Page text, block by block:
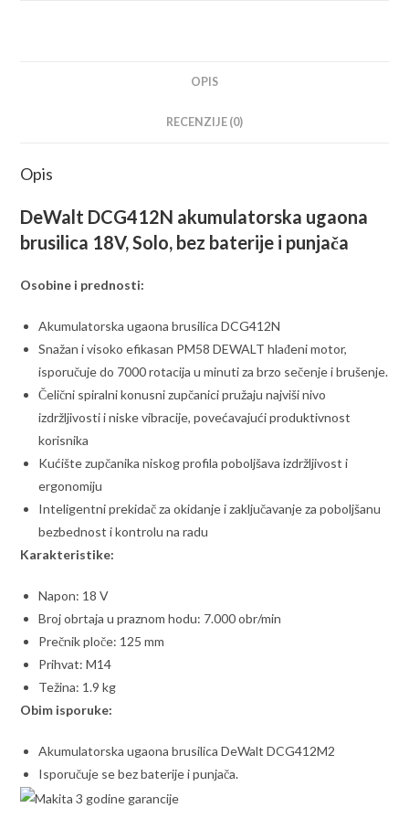
OPIS
RECENZIJE (0)
Opis
DeWalt DCG412N akumulatorska ugaona
brusilica 18V, Solo, bez baterije i punjača
Osobine i prednosti:
Akumulatorska ugaona brusilica DCG412N
Snažan i visoko efikasan PM58 DEWALT hlađeni motor,
isporučuje do 7000 rotacija u minuti za brzo sečenje i brušenje.
Čelični spiralni konusni zupčanici pružaju najviši nivo
izdržljivosti i niske vibracije, povećavajući produktivnost
korisnika
Kućište zupčanika niskog profila poboljšava izdržljivost i
ergonomiju
Inteligentni prekidač za okidanje i zaključavanje za poboljšanu
bezbednost i kontrolu na radu
Karakteristike:
Napon: 18 V
Broj obrtaja u praznom hodu: 7.000 obr/min
Prečnik ploče: 125 mm
Prihvat: M14
Težina: 1.9 kg
Obim isporuke:
Akumulatorska ugaona brusilica DeWalt DCG412M2
Isporučuje se bez baterije i punjača.